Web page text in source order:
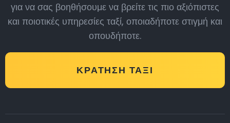
για να σας βοηθήσουμε να βρείτε τις πιο αξιόπιστες
και ποιοτικές υπηρεσίες ταξί, οποιαδήποτε στιγμή και
οπουδήποτε.
ΚΡΆΤΗΣΗ ΤΑΞΊ